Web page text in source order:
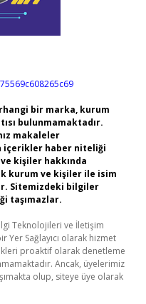
bir marka, kurum
bulunmamaktadır.
makaleler
içerikler haber niteliği
kişiler hakkında
kurum ve kişiler ile isim
Sitemizdeki bilgiler
taşımazlar.
Teknolojileri ve İletişim
Yer Sağlayıcı olarak hizmet
proaktif olarak denetleme
Ancak, üyelerimiz
olup, siteye üye olarak